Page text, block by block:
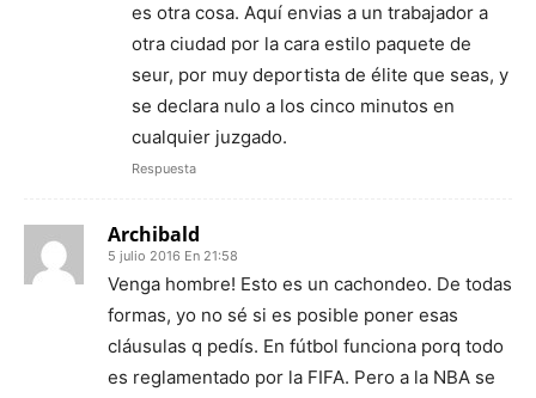
es otra cosa. Aquí envias a un trabajador a
otra ciudad por la cara estilo paquete de
seur, por muy deportista de élite que seas, y
se declara nulo a los cinco minutos en
cualquier juzgado.
Respuesta
Archibald
5 julio 2016 En 21:58
Venga hombre! Esto es un cachondeo. De todas
formas, yo no sé si es posible poner esas
cláusulas q pedís. En fútbol funciona porq todo
es reglamentado por la FIFA. Pero a la NBA se